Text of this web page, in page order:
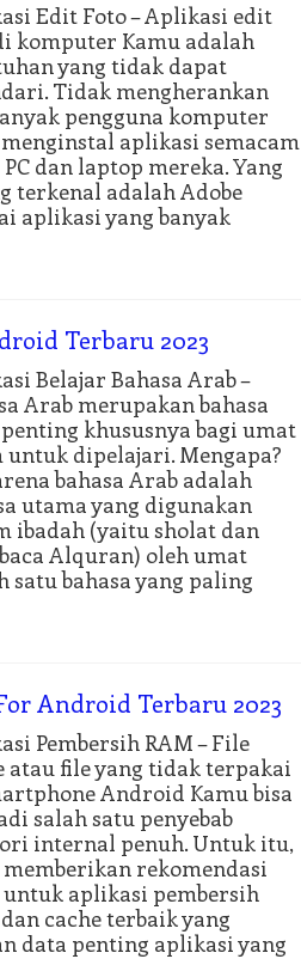
Edit Foto – Aplikasi edit
komputer Kamu adalah
yang tidak dapat
Tidak mengherankan
pengguna komputer
aplikasi semacam
dan laptop mereka. Yang
terkenal adalah Adobe
aplikasi yang banyak
Terbaru 2023
Belajar Bahasa Arab –
Arab merupakan bahasa
khususnya bagi umat
untuk dipelajari. Mengapa?
bahasa Arab adalah
utama yang digunakan
ibadah (yaitu sholat dan
Alquran) oleh umat
bahasa yang paling
Android Terbaru 2023
Pembersih RAM – File
atau file yang tidak terpakai
Android Kamu bisa
salah satu penyebab
internal penuh. Untuk itu,
rekomendasi
aplikasi pembersih
cache terbaik yang
data penting aplikasi yang